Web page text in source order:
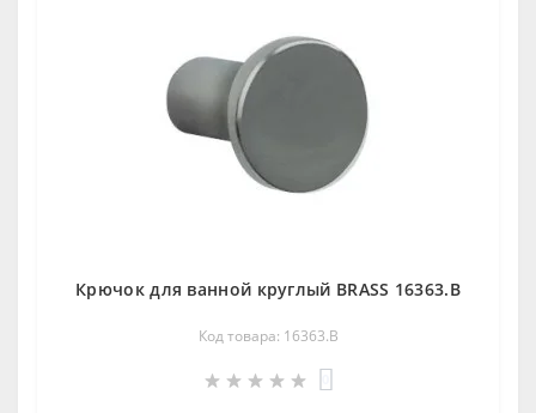
Крючок для ванной круглый BRASS 16363.В
Код товара: 16363.В